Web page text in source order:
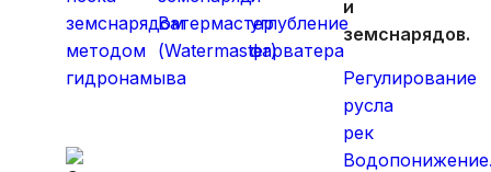
земснарядом
методом
гидронамыва
Ватермастер
(Watermaster)
углубление
фарватера
Регулирование
русла
рек